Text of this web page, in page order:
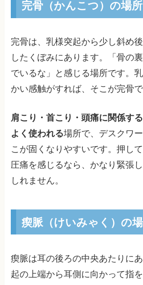
完骨（かんこつ）の場
完骨は、乳様突起から少し斜め
したくぼみにあります。「骨の
でいるな」と感じる場所です。
かい感触がすれば、そこが完骨で
肩こり・首こり・頭痛に関係す
よく使われる場所で、デスクワ
こが固くなりやすいです。押し
圧痛を感じるなら、かなり緊張
しれません。
瘈脈（けいみゃく）の
瘈脈は耳の後ろの中央あたりに
起の上端から耳側に向かって指